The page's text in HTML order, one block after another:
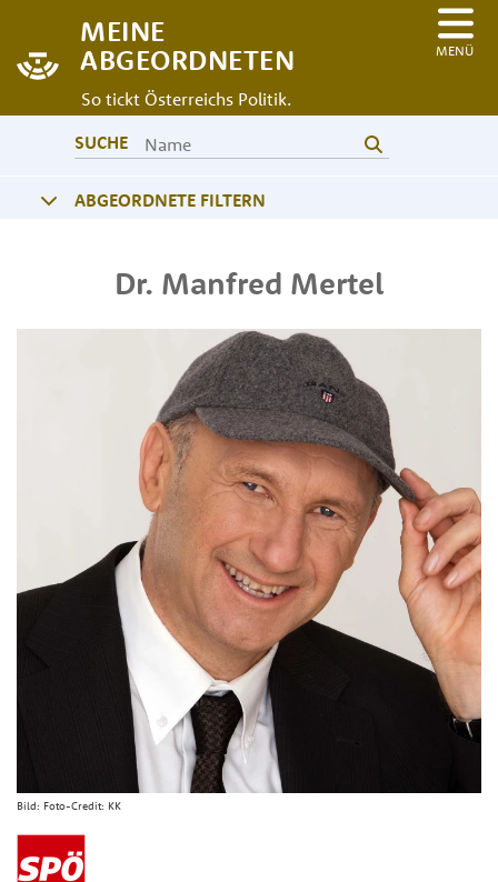
MEINE
ABGEORDNETEN
So tickt Österreichs Politik.
MENÜ
SUCHE
ABGEORDNETE FILTERN
Dr. Manfred Mertel
Bild: Foto-Credit: KK